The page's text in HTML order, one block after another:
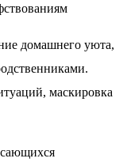
домашнего уюта,
маскировка